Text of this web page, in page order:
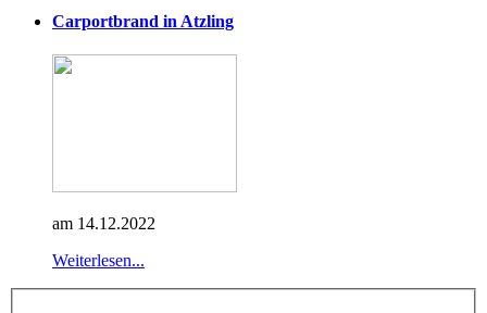
Carportbrand in Atzling
am 14.12.2022
Weiterlesen...